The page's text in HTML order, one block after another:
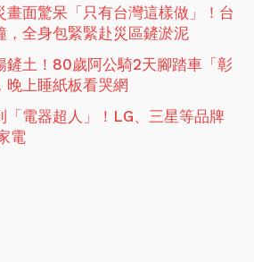
畫面驚呆「只有台灣這樣做」！台
，全身包緊緊赴災區鏟淤泥
鏟土！80歲阿公騎2天腳踏車「彰
晚上睡紙板看哭網
「電器超人」！LG、三星等品牌
電